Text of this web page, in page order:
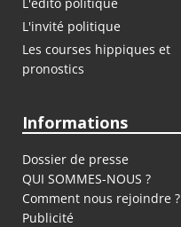
L'invité politique
Les courses hippiques et
pronostics
Informations
Dossier de presse
QUI SOMMES-NOUS ?
Comment nous rejoindre ?
Publicité